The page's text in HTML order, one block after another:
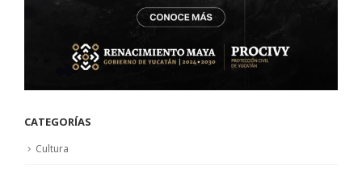
CATEGORÍAS
Cultura